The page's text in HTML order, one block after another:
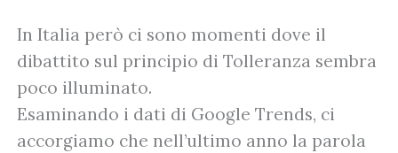
In Italia però ci sono momenti dove il
dibattito sul principio di Tolleranza sembra
poco illuminato.
Esaminando i dati di Google Trends, ci
accorgiamo che nell’ultimo anno la parola